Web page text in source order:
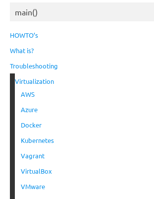
main()
HOWTO’s
What is?
Troubleshooting
Virtualization
AWS
Azure
Docker
Kubernetes
Vagrant
VirtualBox
VMware